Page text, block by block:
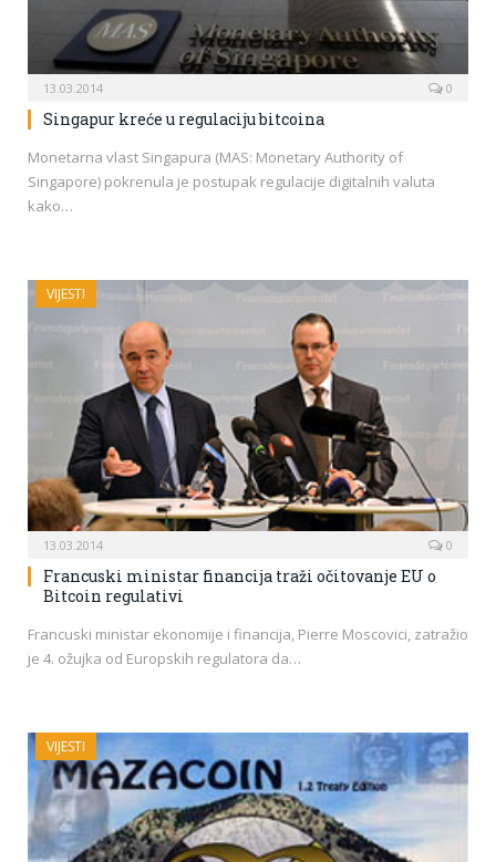
13.03.2014 0
Singapur kreće u regulaciju bitcoina
Monetarna vlast Singapura (MAS: Monetary Authority of
Singapore) pokrenula je postupak regulacije digitalnih valuta
kako…
VIJESTI
13.03.2014 0
Francuski ministar financija traži očitovanje EU o
Bitcoin regulativi
Francuski ministar ekonomije i financija, Pierre Moscovici, zatražio
je 4. ožujka od Europskih regulatora da…
VIJESTI